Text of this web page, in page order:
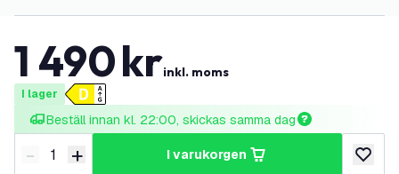
1 490krinkl. moms
I lager
Beställ innan kl. 22:00, skickas samma dag
Minska antal
- Öka antal
+ i varukorgen
lägg